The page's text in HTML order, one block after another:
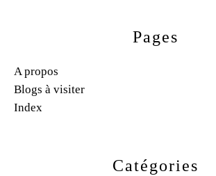
Catégories
Pages
A propos
Blogs à visiter
Index